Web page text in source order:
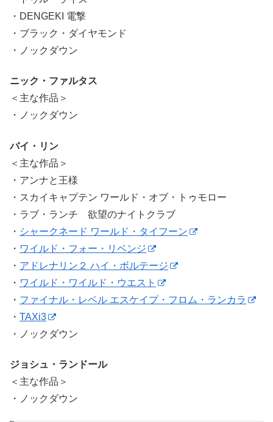
・DENGEKI 電撃
・ブラック・ダイヤモンド
・ノックダウン
ニック・ファルタス
＜主な作品＞
・ノックダウン
バイ・リン
＜主な作品＞
・アンナと王様
・スカイキャプテン ワールド・オブ・トゥモロー
・ラブ・ランチ 欲望のナイトクラブ
・ シャークネード ワールド・タイフーン
・ ワイルド・フォー・リベンジ
・ アドレナリン２ ハイ・ボルテージ
・ ワイルド・ワイルド・ウエスト
・ ファイナル・レベル エスケイプ・フロム・ランカラ
・ TAXi3
・ノックダウン
ジョシュ・ランドール
＜主な作品＞
・ノックダウン